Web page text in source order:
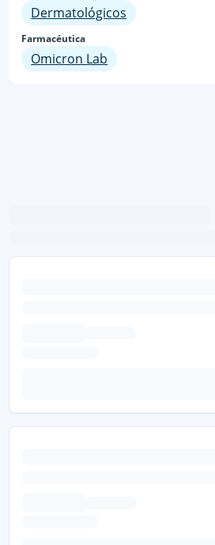
Dermatológicos
Farmacéutica
Omicron Lab